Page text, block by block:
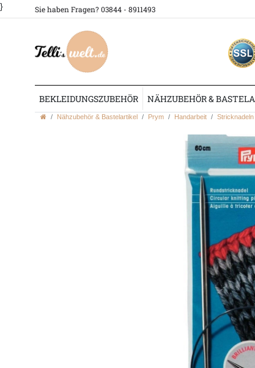
} Sie haben Fragen? 03844 - 8911493
BEKLEIDUNGSZUBEHÖR NÄHZUBEHÖR &
Nähzubehör & Bastelartikel Prym Handarbeit Stricknadeln